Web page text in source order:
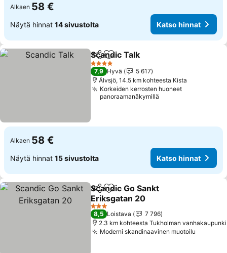
Alkaen 58 €
Näytä hinnat 14 sivustolta Katso hinnat
Jaa Lisää suosikkeihin
Scandic Talk
4 Tähtiluokitus
7,9 Hyvä
5 617
Älvsjö, 14.5 km kohteesta Kista
Korkeiden kerrosten huoneet
panoraamanäkymillä
Alkaen 58 €
Näytä hinnat 15 sivustolta Katso hinnat
Jaa Lisää suosikkeihin
Scandic Go Sankt
Eriksgatan 20
3 Tähtiluokitus
8,5 Loistava
7 796
2.3 km kohteesta Tukholman vanhakaupunki
Moderni skandinaavinen muotoilu